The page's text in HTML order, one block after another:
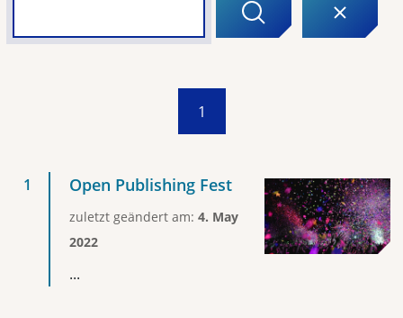
1
Open Publishing Fest
zuletzt geändert am: 4. May
2022
...